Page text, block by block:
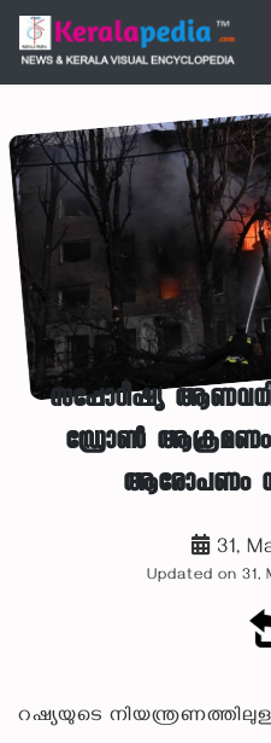
സപ്പോറീഷ്യ
ഡ്രോൺ ആക്രമണം
ആരോപണം
31,
Updated on 31,
റഷ്യയുടെ